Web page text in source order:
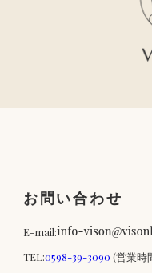
お問い合わせ
E-mail:
TEL:0598-39-3090 (営業時